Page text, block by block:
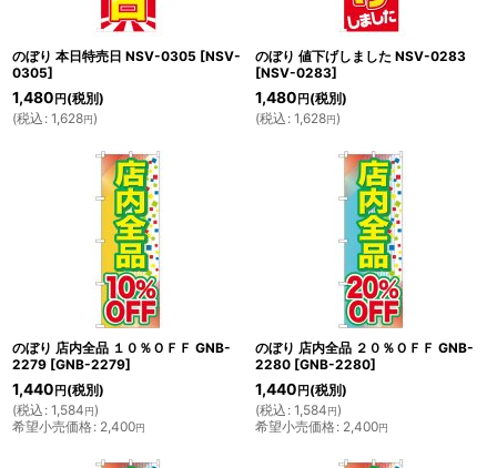
のぼり 本日特売日 NSV-0305 [NSV-
0305]
1,480 円 (税別)
(税込 : 1,628円)
のぼり 値下げしました NSV-0283
[NSV-0283]
1,480 円 (税別)
(税込 : 1,628円)
のぼり 店内全品 １０％ＯＦＦ GNB-
2279 [GNB-2279]
1,440 円 (税別)
(税込 : 1,584円)
希望小売価格: 2,400円
のぼり 店内全品 ２０％ＯＦＦ GNB-
2280 [GNB-2280]
1,440 円 (税別)
(税込 : 1,584円)
希望小売価格: 2,400円